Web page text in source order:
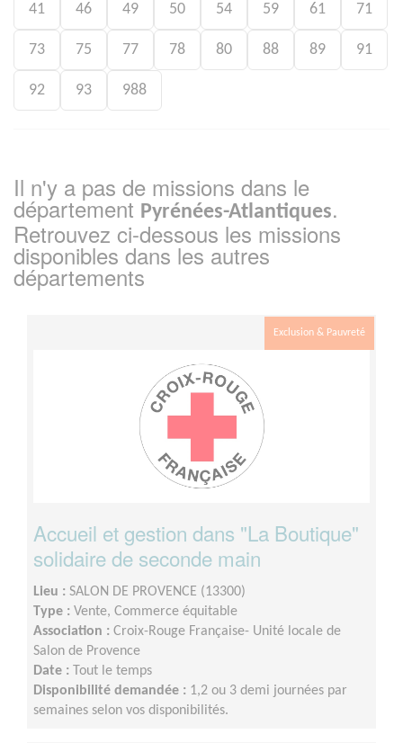
41 46 49 50 54 59 61 71
73 75 77 78 80 88 89 91
92 93 988
Il n'y a pas de missions dans le
département Pyrénées-Atlantiques.
Retrouvez ci-dessous les missions
disponibles dans les autres
départements
Exclusion & Pauvreté
Accueil et gestion dans "La Boutique"
solidaire de seconde main
Lieu : SALON DE PROVENCE (13300)
Type : Vente, Commerce équitable
Association : Croix-Rouge Française- Unité locale de
Salon de Provence
Date : Tout le temps
Disponibilité demandée : 1,2 ou 3 demi journées par
semaines selon vos disponibilités.